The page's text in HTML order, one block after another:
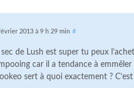
2013 à 9 h 29 min #
de Lush est super tu peux
car il a tendance à
sert à quoi exactement ?